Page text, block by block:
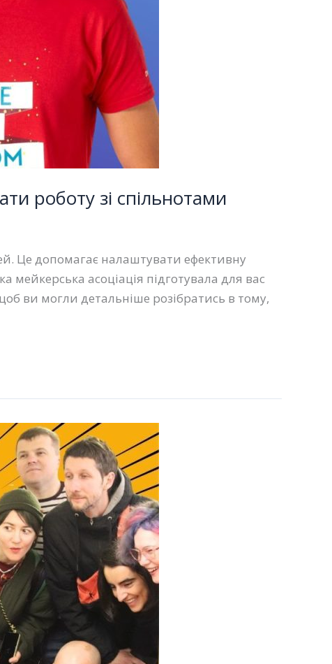
роботу зі спільнотами
Це допомагає налаштувати ефективну
мейкерська асоціація підготувала для вас
ви могли детальніше розібратись в тому,